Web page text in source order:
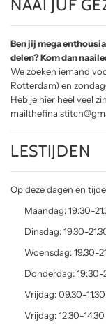
NAAI JUF
Ben jij mega
delen? Kom dan
We zoeken iemand
Rotterdam) en
Heb je hier heel veel
LESTIJDEN
Op deze dagen en
Maandag: 19:30-
Dinsdag: 19.30-
Woensdag: 19.30-
Donderdag: 19:30-
Vrijdag: 09.30-
Vrijdag: 12.30-